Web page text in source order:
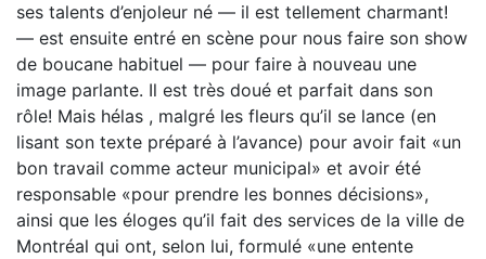
ses talents d’enjoleur né — il est tellement charmant!
— est ensuite entré en scène pour nous faire son show
de boucane habituel — pour faire à nouveau une
image parlante. Il est très doué et parfait dans son
rôle! Mais hélas , malgré les fleurs qu’il se lance (en
lisant son texte préparé à l’avance) pour avoir fait «un
bon travail comme acteur municipal» et avoir été
responsable «pour prendre les bonnes décisions»,
ainsi que les éloges qu’il fait des services de la ville de
Montréal qui ont, selon lui, formulé «une entente